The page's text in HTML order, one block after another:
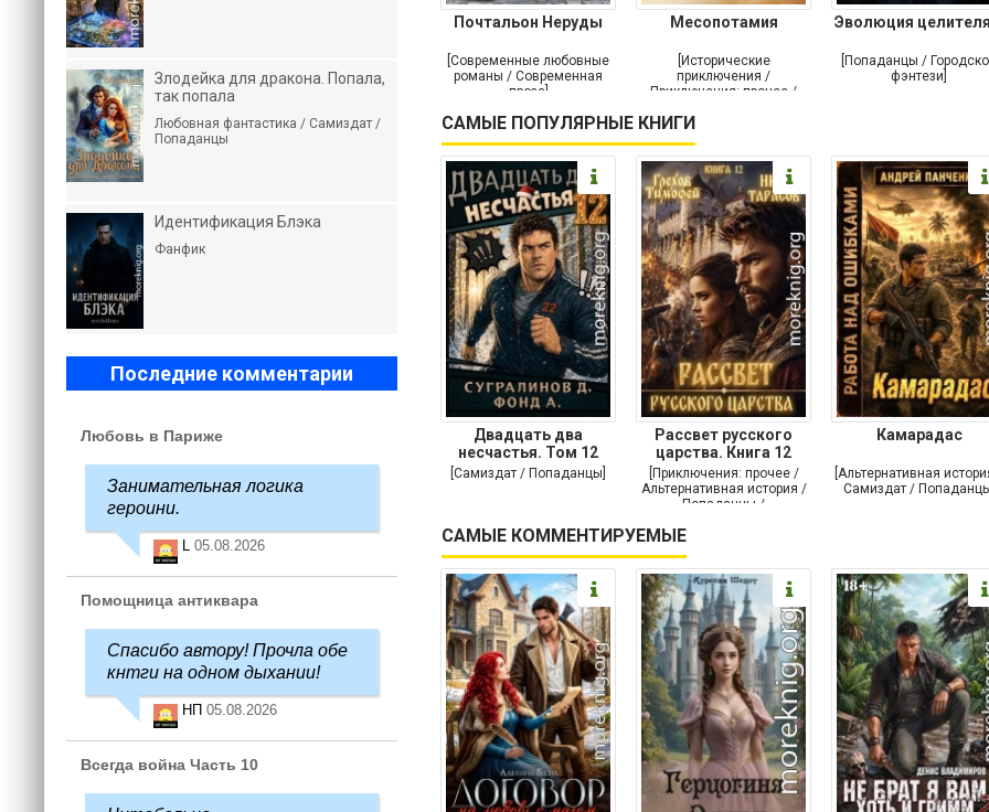
Почтальон Неруды
[Современные любовные
романы / Современная
проза]
Месопотамия
[Исторические
приключения /
Приключения: прочее /
Историческая проза]
Эволюция
[Попаданцы /
фэнтези]
САМЫЕ ПОПУЛЯРНЫЕ КНИГИ
Двадцать два
несчастья. Том 12
[Самиздат / Попаданцы]
Рассвет русского
царства. Книга 12
[Приключения: прочее /
Альтернативная история /
Попаданцы /
приключения]
Камарадас
[Альтернативная
Самиздат /
САМЫЕ КОММЕНТИРУЕМЫЕ
Злодейка для дракона. Попала,
так попала
Любовная фантастика / Самиздат /
Попаданцы
Идентификация Блэка
Фанфик
Последние комментарии
Любовь в Париже
Занимательная логика
героини.
L 05.08.2026
Помощница антиквара
Спасибо автору! Прочла обе
кнтги на одном дыхании!
НП 05.08.2026
Всегда война Часть 10